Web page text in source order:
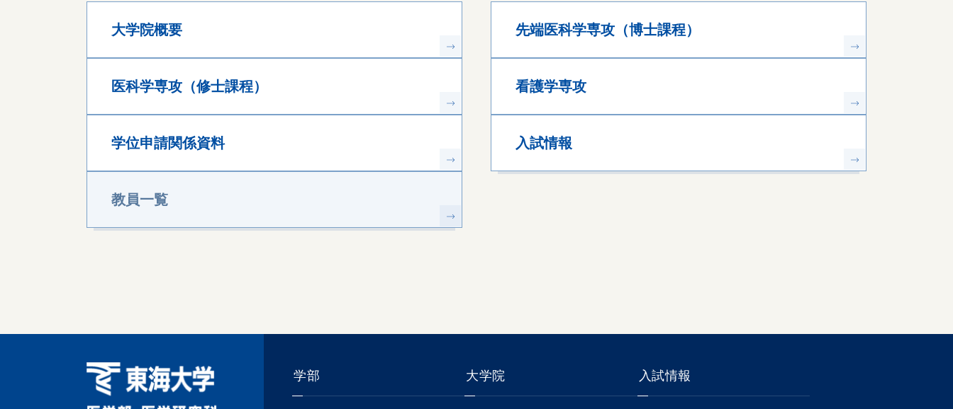
大学院概要 先端医科学専攻（博士課程）
医科学専攻（修士課程） 看護学専攻
学位申請関係資料 入試情報
教員一覧
学部 大学院 入試情報